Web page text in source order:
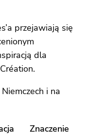
przejawiają się
dla
i na
Znaczenie